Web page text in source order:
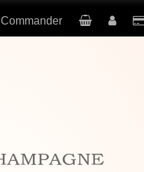
Commander